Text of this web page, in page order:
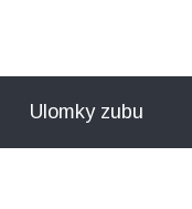
Ulomky zubu